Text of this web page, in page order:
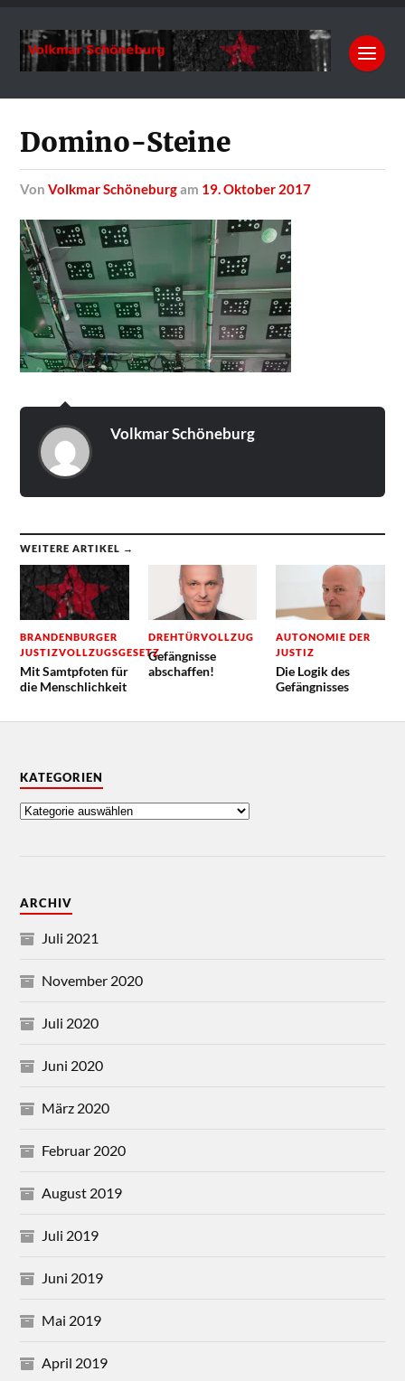
Domino-Steine
vonVolkmar Schöneburgam 19. Oktober 2017
Volkmar Schöneburg
WEITERE ARTIKEL →
BRANDENBURGER
JUSTIZVOLLZUGSGESETZ
Mit Samtpfoten für
die Menschlichkeit
DREHTÜRVOLLZUG
Gefängnisse
abschaffen!
AUTONOMIE DER
JUSTIZ
Die Logik des
Gefängnisses
KATEGORIEN
ARCHIV
Juli 2021
November 2020
Juli 2020
Juni 2020
März 2020
Februar 2020
August 2019
Juli 2019
Juni 2019
Mai 2019
April 2019